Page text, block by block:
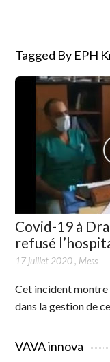
Tagged By EPH
Covid-19 à
refusé
17 juillet 2020, Mess
Cet incident montre
dans la gestion de
VAVA innova